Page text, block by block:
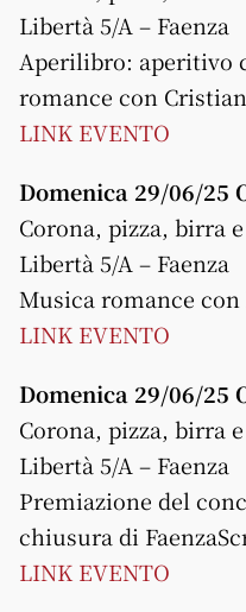
Libertà 5/A – Faenza
Aperilibro: aperitivo
romance con
LINK EVENTO
Domenica 29/06/25
Corona, pizza, birra
Libertà 5/A – Faenza
Musica romance con
LINK EVENTO
Domenica 29/06/25
Corona, pizza, birra
Libertà 5/A – Faenza
Premiazione del
chiusura di
LINK EVENTO